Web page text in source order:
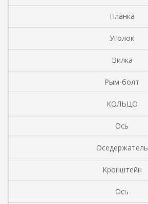
Планка
Уголок
Вилка
Рым-болт
КОЛЬЦО
Ось
Оседержатель
Кронштейн
Ось